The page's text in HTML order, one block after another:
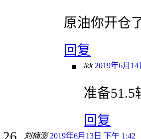
原油你开仓
回复
lkk 2019年6月
准备51.5
回复
刘楠澎 2019年6月13日 下午 1:42